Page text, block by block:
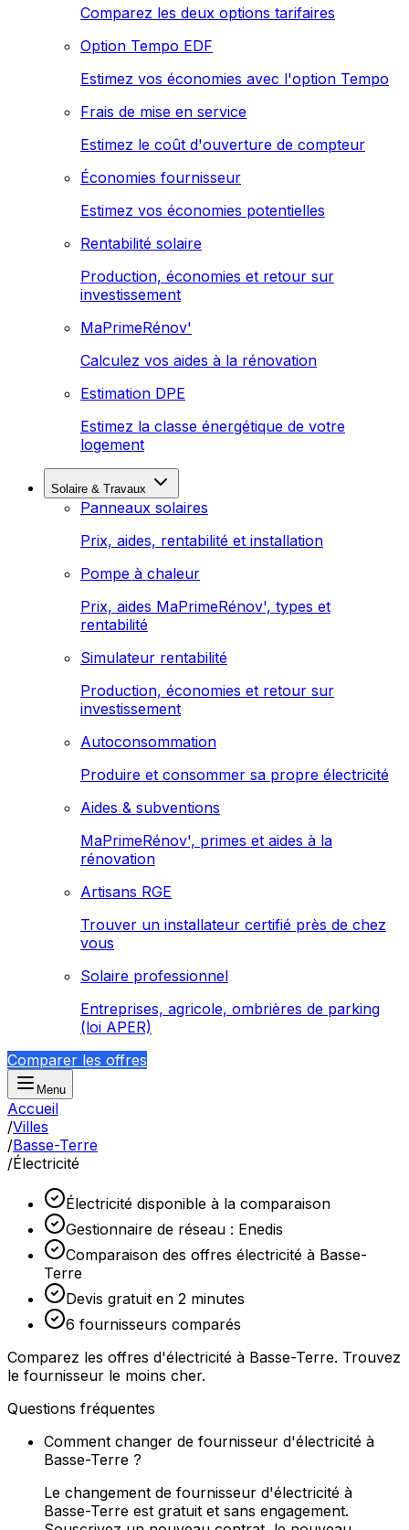
Comparez les deux options tarifaires
Option Tempo EDF
Estimez vos économies avec l'option Tempo
Frais de mise en service
Estimez le coût d'ouverture de compteur
Économies fournisseur
Estimez vos économies potentielles
Rentabilité solaire
Production, économies et retour sur
investissement
MaPrimeRénov'
Calculez vos aides à la rénovation
Estimation DPE
Estimez la classe énergétique de votre
logement
Solaire & Travaux
Panneaux solaires
Prix, aides, rentabilité et installation
Pompe à chaleur
Prix, aides MaPrimeRénov', types et
rentabilité
Simulateur rentabilité
Production, économies et retour sur
investissement
Autoconsommation
Produire et consommer sa propre électricité
Aides & subventions
MaPrimeRénov', primes et aides à la
rénovation
Artisans RGE
Trouver un installateur certifié près de chez
vous
Solaire professionnel
Entreprises, agricole, ombrières de parking
(loi APER)
Comparer les offres
Menu
Accueil
/Villes
/Basse-Terre
/Électricité
Électricité disponible à la comparaison
Gestionnaire de réseau : Enedis
Comparaison des offres électricité à Basse-
Terre
Devis gratuit en 2 minutes
6 fournisseurs comparés
Comparez les offres d'électricité à Basse-Terre. Trouvez
le fournisseur le moins cher.
Questions fréquentes
Comment changer de fournisseur d'électricité à
Basse-Terre ?
Le changement de fournisseur d'électricité à
Basse-Terre est gratuit et sans engagement.